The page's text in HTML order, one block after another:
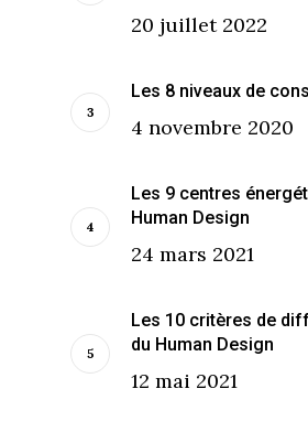
20 juillet 2022
Les 8 niveaux de
4 novembre 2020
Les 9 centres
Human Design
24 mars 2021
Les 10 critères de
du Human Design
12 mai 2021